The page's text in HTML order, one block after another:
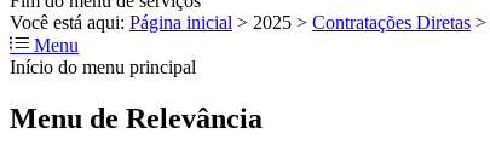
Você está aqui: Página inicial > 2025 > Contratações Diretas >
Menu
Início do menu principal
Menu de Relevância